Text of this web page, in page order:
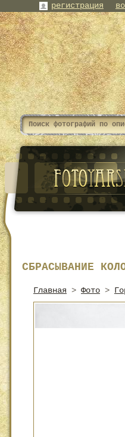
СБРАСЫВАНИЕ
Главная > Фото >
регистрация